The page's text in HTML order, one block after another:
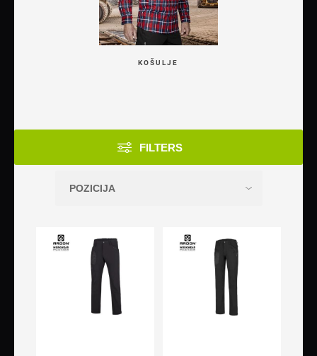
KOŠULJE
FILTERS